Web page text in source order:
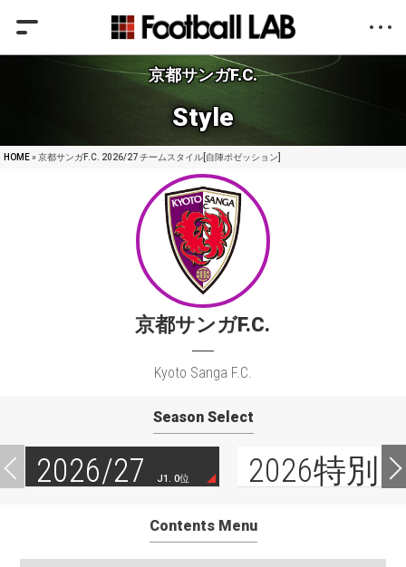
京都サンガF.C.
Style
HOME» 京都サンガF.C. 2026/27 チームスタイル[自陣ポゼッション]
京都サンガF.C.
Kyoto Sanga F.C.
Season Select
2026/27 J1. 0位 2026特別
Contents Menu